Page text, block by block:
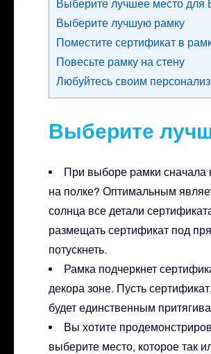
Выберите лучшее место для
Выберите лучшую рамку
Поместите сертификат в
Повесьте рамку на стену
Любуйтесь своим
Выберите
При выборе рамки сначала
на полке? Оптимальным
солнца все детали
размещать сертификат под
потускнеть.
Рамка подчеркнет
декора зоне. Пусть
будет единственным
Вы хотите
выберите место, которое так